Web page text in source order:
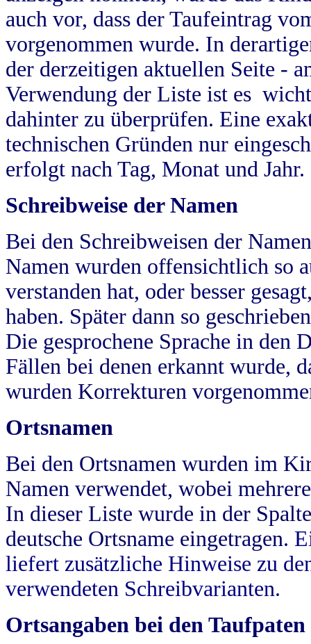
auch vor, dass der Taufeintrag
vorgenommen wurde. In
der derzeitigen aktuellen Seite -
Verwendung der Liste ist es
dahinter zu überprüfen. Eine
technischen Gründen nur
erfolgt nach Tag, Monat und Jahr.
Schreibweise der Namen
Bei den Schreibweisen der
Namen wurden offensichtlich so
verstanden hat, oder besser
haben. Später dann so
Die gesprochene Sprache in
Fällen bei denen erkannt wurde,
wurden Korrekturen
Ortsnamen
Bei den Ortsnamen wurden im
Namen verwendet, wobei
In dieser Liste wurde in der
deutsche Ortsname eingetragen.
liefert zusätzliche Hinweise zu
verwendeten Schreibvarianten.
Ortsangaben bei den Taufpaten